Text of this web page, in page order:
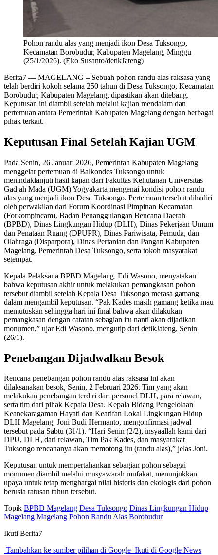
Pohon randu alas yang menjadi ikon Desa Tuksongo,
Kecamatan Borobudur, Kabupaten Magelang, Minggu
(25/1/2026). (Eko Susanto/detikJateng)
Berita7 — MAGELANG – Sebuah pohon randu alas raksasa yang
telah berdiri kokoh selama 250 tahun di Desa Tuksongo, Kecamatan
Borobudur, Kabupaten Magelang, dipastikan akan ditebang.
Keputusan ini diambil setelah melalui kajian mendalam dan
pertemuan antara Pemerintah Kabupaten Magelang dengan berbagai
pihak terkait.
Keputusan Final Setelah Kajian UGM
Pada Senin, 26 Januari 2026, Pemerintah Kabupaten Magelang
menggelar pertemuan di Balkondes Tuksongo untuk
menindaklanjuti hasil kajian dari Fakultas Kehutanan Universitas
Gadjah Mada (UGM) Yogyakarta mengenai kondisi pohon randu
alas yang menjadi ikon Desa Tuksongo. Pertemuan tersebut dihadiri
oleh perwakilan dari Forum Koordinasi Pimpinan Kecamatan
(Forkompincam), Badan Penanggulangan Bencana Daerah
(BPBD), Dinas Lingkungan Hidup (DLH), Dinas Pekerjaan Umum
dan Penataan Ruang (DPUPR), Dinas Pariwisata, Pemuda, dan
Olahraga (Disparpora), Dinas Pertanian dan Pangan Kabupaten
Magelang, Pemerintah Desa Tuksongo, serta tokoh masyarakat
setempat.
Kepala Pelaksana BPBD Magelang, Edi Wasono, menyatakan
bahwa keputusan akhir untuk melakukan pemangkasan pohon
tersebut diambil setelah Kepala Desa Tuksongo merasa gamang
dalam mengambil keputusan. “Pak Kades masih gamang ketika mau
memutuskan sehingga hari ini final bahwa akan dilakukan
pemangkasan dengan catatan sebagian itu nanti akan dijadikan
monumen,” ujar Edi Wasono, mengutip dari detikJateng, Senin
(26/1).
Penebangan Dijadwalkan Besok
Rencana penebangan pohon randu alas raksasa ini akan
dilaksanakan besok, Senin, 2 Februari 2026. Tim yang akan
melakukan penebangan terdiri dari personel DLH, para relawan,
serta tim dari pihak Kepala Desa. Kepala Bidang Pengelolaan
Keanekaragaman Hayati dan Kearifan Lokal Lingkungan Hidup
DLH Magelang, Joni Budi Hermanto, mengonfirmasi jadwal
tersebut pada Sabtu (31/1). “Hari Senin (2/2), insyaallah kami dari
DPU, DLH, dari relawan, Tim Pak Kades, dan masyarakat
Tuksongo rencananya akan memotong itu (randu alas),” jelas Joni.
Keputusan untuk mempertahankan sebagian pohon sebagai
monumen diambil melalui musyawarah mufakat, menunjukkan
upaya untuk tetap menghargai nilai historis dan ekologis dari pohon
berusia ratusan tahun tersebut.
Topik BPBD Magelang Desa Tuksongo Dinas Lingkungan Hidup
Magelang Magelang Pohon Randu Alas Borobudur
Ikuti Berita7
Tambahkan ke sumber pilihan di Google Ikuti di Google News